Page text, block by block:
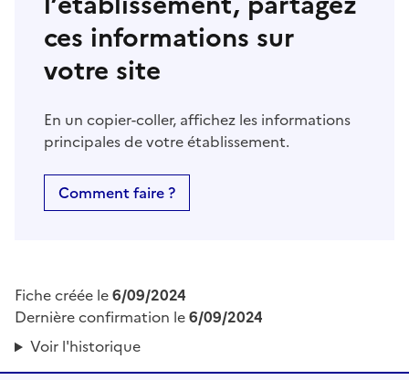
ces informations sur
votre site
En un copier-coller, affichez les informations
principales de votre établissement.
Comment faire ?
Fiche créée le6/09/2024
Dernière confirmation le6/09/2024
Voir l'historique